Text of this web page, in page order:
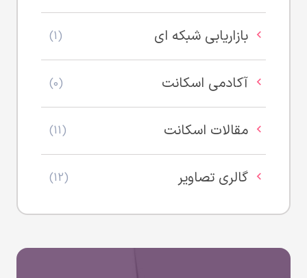
بازاریابی شبکه ای (1)
آکادمی اسکانت (0)
مقالات اسکانت (11)
گالری تصاویر (12)